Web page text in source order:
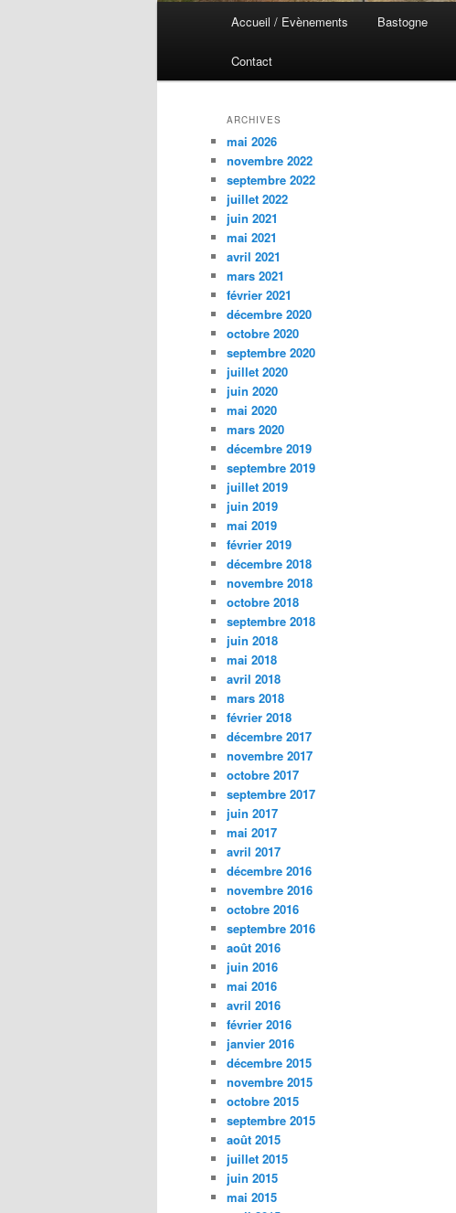
Aller
au
contenu
principal
Aller
au
contenu
secondaire
Accueil / Evènements Bastogne
Contact
ARCHIVES
mai 2026
novembre 2022
septembre 2022
juillet 2022
juin 2021
mai 2021
avril 2021
mars 2021
février 2021
décembre 2020
octobre 2020
septembre 2020
juillet 2020
juin 2020
mai 2020
mars 2020
décembre 2019
septembre 2019
juillet 2019
juin 2019
mai 2019
février 2019
décembre 2018
novembre 2018
octobre 2018
septembre 2018
juin 2018
mai 2018
avril 2018
mars 2018
février 2018
décembre 2017
novembre 2017
octobre 2017
septembre 2017
juin 2017
mai 2017
avril 2017
décembre 2016
novembre 2016
octobre 2016
septembre 2016
août 2016
juin 2016
mai 2016
avril 2016
février 2016
janvier 2016
décembre 2015
novembre 2015
octobre 2015
septembre 2015
août 2015
juillet 2015
juin 2015
mai 2015